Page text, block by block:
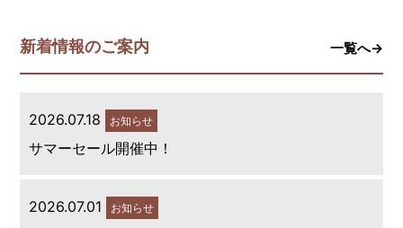
新着情報のご案内 一覧へ→
2026.07.18 お知らせ
サマーセール開催中！
2026.07.01 お知らせ